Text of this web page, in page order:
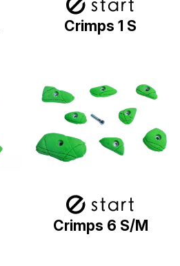
Crimps 1 S
Crimps 6 S/M